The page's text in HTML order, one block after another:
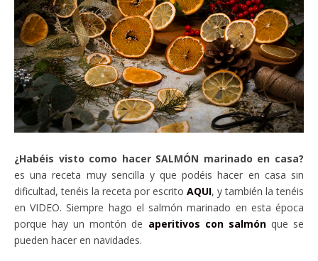
¿Habéis visto como hacer SALMÓN marinado en casa?
es una receta muy sencilla y que podéis hacer en casa sin
dificultad, tenéis la receta por escrito AQUI, y también la tenéis
en VIDEO. Siempre hago el salmón marinado en esta época
porque hay un montón de aperitivos con salmón que se
pueden hacer en navidades.